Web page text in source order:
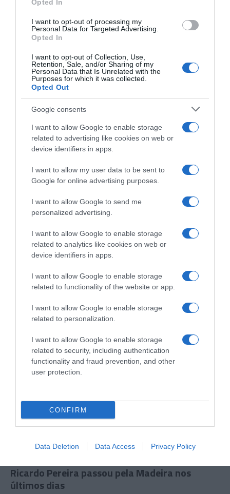
Opted In
I want to opt-out of processing my
Personal Data for Targeted Advertising.
Opted In
I want to opt-out of Collection, Use,
Retention, Sale, and/or Sharing of my
Personal Data that Is Unrelated with the
Purposes for which it was collected.
Opted Out
Google consents
I want to allow Google to enable storage
related to advertising like cookies on web or
device identifiers in apps.
I want to allow my user data to be sent to
Google for online advertising purposes.
I want to allow Google to send me
personalized advertising.
I want to allow Google to enable storage
related to analytics like cookies on web or
device identifiers in apps.
I want to allow Google to enable storage
related to functionality of the website or app.
I want to allow Google to enable storage
related to personalization.
I want to allow Google to enable storage
related to security, including authentication
functionality and fraud prevention, and other
user protection.
CONFIRM
Data Deletion Data Access Privacy Policy
MÚSICA
Últimas
PRODUTOS E MARCAS
Forum Madeira revela artistas selecionados para a
exposição colectiva 'Refúgio dos Sentidos'
CRISTIANO RONALDO
casamento
ROTEIRO
Mariano regressa ao Marginal e Summer Jam anima o
Jam este Sábado
Ricardo Pereira passou pela Madeira nos
últimos dias